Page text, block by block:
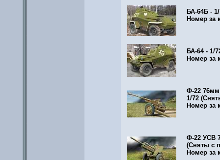
БА-64Б -
Номер за
БА-64 - 1/
Номер за
Ф-22 76мм
1/72
Номер за
Ф-22 УСВ
(Сняты с
Номер за